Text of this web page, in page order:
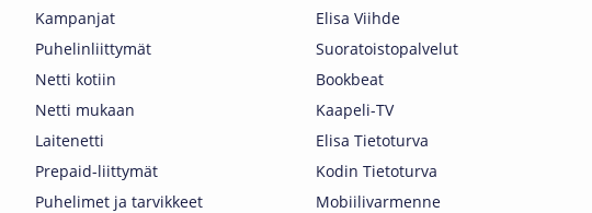
Kampanjat
Puhelinliittymät
Netti kotiin
Netti mukaan
Laitenetti
Prepaid-liittymät
Puhelimet ja tarvikkeet
Elisa Viihde
Suoratoistopalvelut
Bookbeat
Kaapeli-TV
Elisa Tietoturva
Kodin Tietoturva
Mobiilivarmenne